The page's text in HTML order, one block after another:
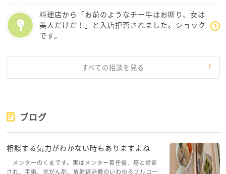
料理店から「お前のようなチー牛はお断り、女は
美人だけだ！」と入店拒否されました。ショック
です。
すべての相談を見る
ブログ
相談する気力がわかない時もありますよね
メンターのくまです。実はメンター着任後、癌と診断
され、手術、抗がん剤、放射線治療のいわゆるフルコー